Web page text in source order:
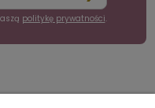
politykę prywatności.